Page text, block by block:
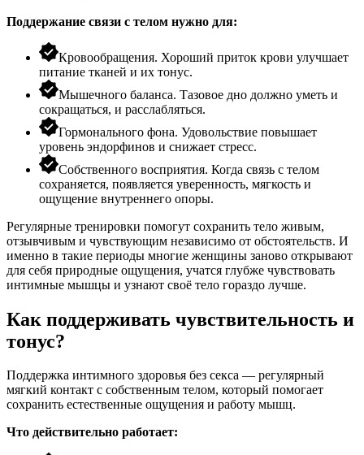
Поддержание связи с телом нужно для:
Кровообращения. Хороший приток крови улучшает
питание тканей и их тонус.
Мышечного баланса. Тазовое дно должно уметь и
сокращаться, и расслабляться.
Гормонального фона. Удовольствие повышает
уровень эндорфинов и снижает стресс.
Собственного восприятия. Когда связь с телом
сохраняется, появляется уверенность, мягкость и
ощущение внутреннего опоры.
Регулярные тренировки помогут сохранить тело живым,
отзывчивым и чувствующим независимо от обстоятельств. И
именно в такие периоды многие женщины заново открывают
для себя природные ощущения, учатся глубже чувствовать
интимные мышцы и узнают своё тело гораздо лучше.
Как поддерживать чувствительность и
тонус?
Поддержка интимного здоровья без секса — регулярный
мягкий контакт с собственным телом, который помогает
сохранить естественные ощущения и работу мышц.
Что действительно работает: